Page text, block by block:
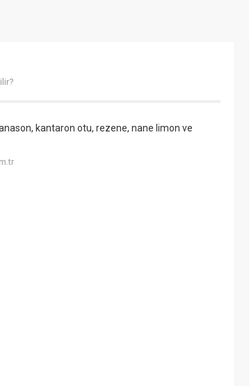
kantaron otu, rezene, nane limon ve